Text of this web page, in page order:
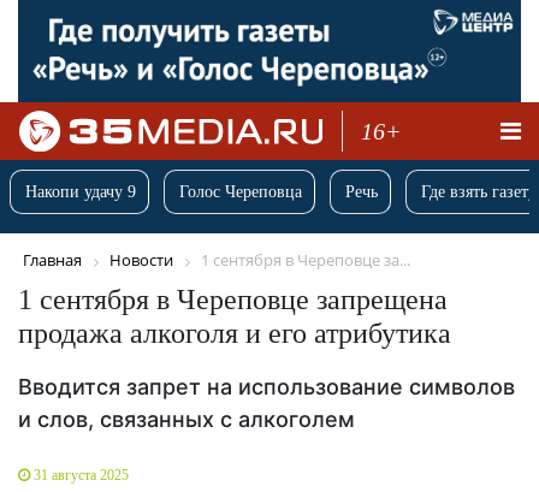
16+
Накопи удачу 9 Голос Череповца Речь Где взять
Главная Новости 1 сентября в Череповце за...
1 сентября в Череповце запрещена
продажа алкоголя и его атрибутика
Вводится запрет на использование символов
и слов, связанных с алкоголем
31 августа 2025